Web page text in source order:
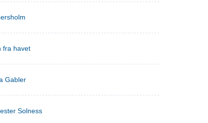
fra havet
Gabler
Solness